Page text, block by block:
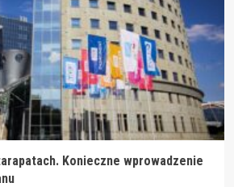
Konieczne wprowadzenie